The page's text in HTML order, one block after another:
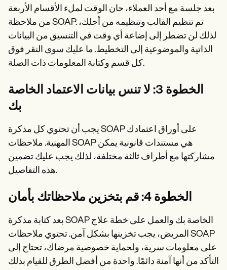
بعد جلسة مع أحد العملاء، حان الوقت لملء الأقسام الأربعة
من ملاحظة SOAP. تم تنظيم القالب وتنظيمه من أجلك،
لذلك لن تضطر إلى إضاعة أي وقت في التنسيق من البيانات
الذاتية والموضوعية إلى التخطيط. ما عليك سوى النقر فوق
كل قسم وكتابة المعلومات ذات الصلة.
الخطوة 3: لا تنس بيانات الاعتماد الخاصة
بك
يجب أن تحتوي كل مذكرة SOAP على أوراق اعتمادك
المهنية. ملاحظات SOAP هي مستندات قانونية يمكن
مشاركتها مع أطراف ثالثة مختلفة، لذلك يجب عليك تضمين
هذه التفاصيل.
الخطوة 4: قم بتخزين ملاحظاتك بأمان
بعد كتابة مذكرة SOAP الخاصة بك والعمل على خطة علاج
المريض، يجب تخزينها بشكل آمن. تحتوي ملاحظات SOAP
على معلومات سرية، ولحماية خصوصية مرضاك، تحتاج إلى
التأكد من أنها آمنة دائمًا. واحدة من أفضل الطرق للقيام بذلك